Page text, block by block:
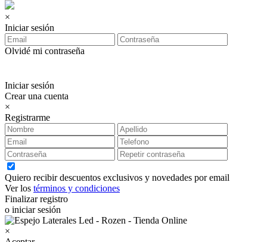
×
Iniciar sesión
Olvidé mi contraseña
Iniciar sesión
Crear una cuenta
×
Registrarme
Quiero recibir descuentos exclusivos y novedades por email
Ver los términos y condiciones
Finalizar registro
o iniciar sesión
×